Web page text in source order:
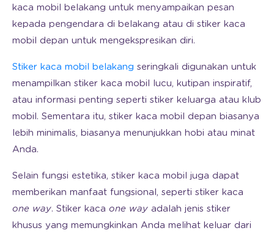
kaca mobil belakang untuk menyampaikan pesan
kepada pengendara di belakang atau di stiker kaca
mobil depan untuk mengekspresikan diri.
Stiker kaca mobil belakang seringkali digunakan untuk
menampilkan stiker kaca mobil lucu, kutipan inspiratif,
atau informasi penting seperti stiker keluarga atau klub
mobil. Sementara itu, stiker kaca mobil depan biasanya
lebih minimalis, biasanya menunjukkan hobi atau minat
Anda.
Selain fungsi estetika, stiker kaca mobil juga dapat
memberikan manfaat fungsional, seperti stiker kaca
one way. Stiker kaca one way adalah jenis stiker
khusus yang memungkinkan Anda melihat keluar dari